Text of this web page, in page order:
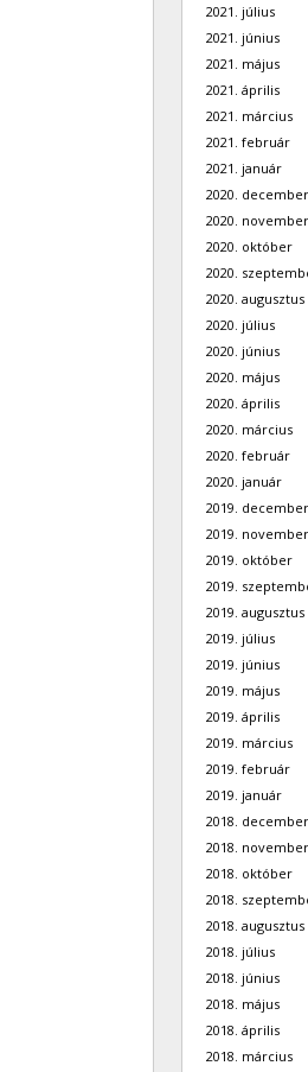
2021. július
2021. június
2021. május
2021. április
2021. március
2021. február
2021. január
2020. december
2020. november
2020. október
2020.
2020. augusztus
2020. július
2020. június
2020. május
2020. április
2020. március
2020. február
2020. január
2019. december
2019. november
2019. október
2019.
2019. augusztus
2019. július
2019. június
2019. május
2019. április
2019. március
2019. február
2019. január
2018. december
2018. november
2018. október
2018.
2018. augusztus
2018. július
2018. június
2018. május
2018. április
2018. március